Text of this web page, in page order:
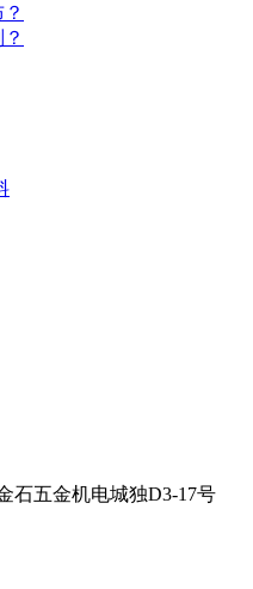
石五金机电城独D3-17号